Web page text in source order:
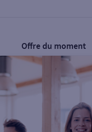
Offre du moment